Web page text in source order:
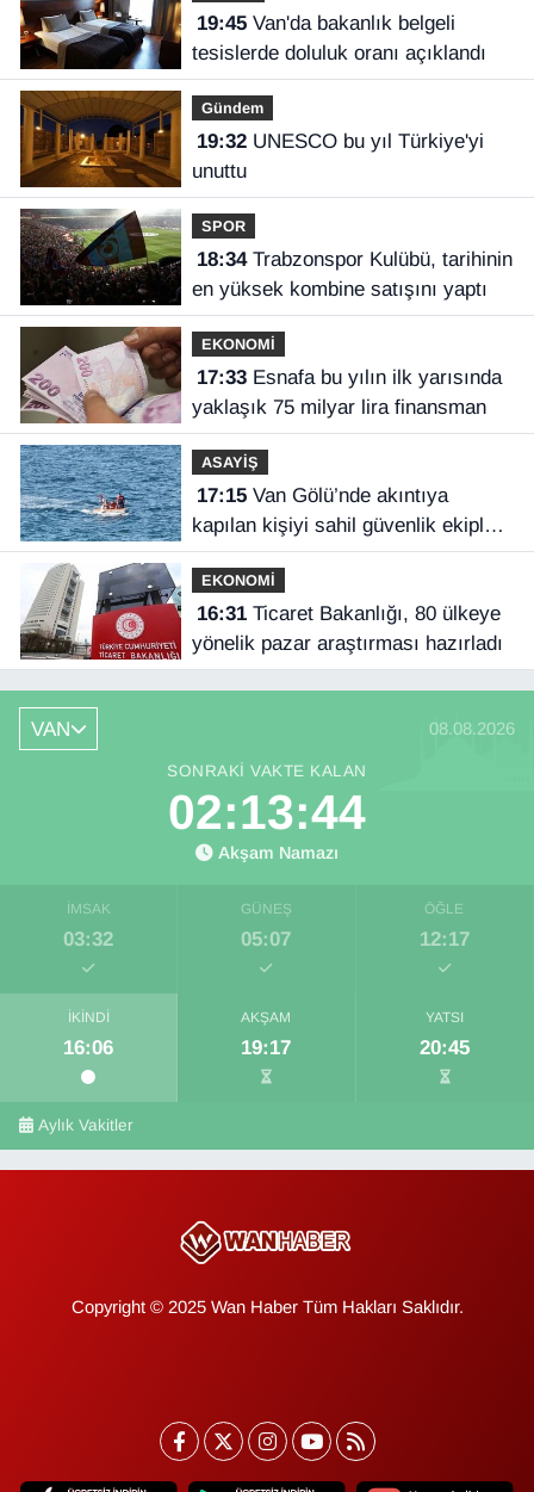
19:45Van'da bakanlık belgeli
tesislerde doluluk oranı açıklandı
Gündem
19:32UNESCO bu yıl Türkiye'yi
unuttu
SPOR
18:34Trabzonspor Kulübü, tarihinin
en yüksek kombine satışını yaptı
EKONOMİ
17:33Esnafa bu yılın ilk yarısında
yaklaşık 75 milyar lira finansman
ASAYİŞ
17:15Van Gölü’nde akıntıya
kapılan kişiyi sahil güvenlik ekipleri
kurtardı
EKONOMİ
16:31Ticaret Bakanlığı, 80 ülkeye
yönelik pazar araştırması hazırladı
VAN 08.08.2026
SONRAKI VAKTE KALAN
02:13:43
Akşam Namazı
İMSAK
03:32
GÜNEŞ
05:07
ÖĞLE
12:17
İKINDI
16:06
AKŞAM
19:17
YATSI
20:45
Aylık Vakitler
Copyright © 2025 Wan Haber Tüm Hakları Saklıdır.